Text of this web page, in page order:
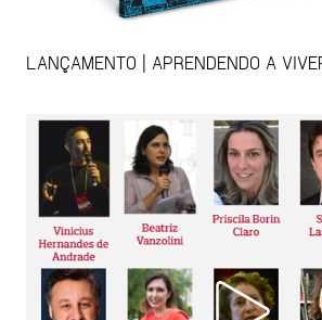
LANÇAMENTO | APRENDENDO A